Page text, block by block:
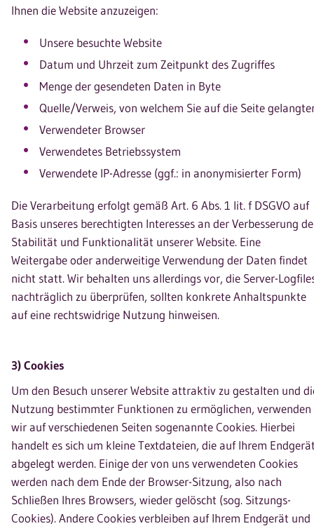
Ihnen die Website anzuzeigen:
Unsere besuchte Website
Datum und Uhrzeit zum Zeitpunkt des Zugriffes
Menge der gesendeten Daten in Byte
Quelle/Verweis, von welchem Sie auf die Seite
Verwendeter Browser
Verwendetes Betriebssystem
Verwendete IP-Adresse (ggf.: in anonymisierter Form)
Die Verarbeitung erfolgt gemäß Art. 6 Abs. 1 lit. f DSGVO auf
Basis unseres berechtigten Interesses an der Verbesserung
Stabilität und Funktionalität unserer Website. Eine
Weitergabe oder anderweitige Verwendung der Daten findet
nicht statt. Wir behalten uns allerdings vor, die Server-
nachträglich zu überprüfen, sollten konkrete Anhaltspunkte
auf eine rechtswidrige Nutzung hinweisen.
3) Cookies
Um den Besuch unserer Website attraktiv zu gestalten und
Nutzung bestimmter Funktionen zu ermöglichen, verwenden
wir auf verschiedenen Seiten sogenannte Cookies. Hierbei
handelt es sich um kleine Textdateien, die auf Ihrem
abgelegt werden. Einige der von uns verwendeten Cookies
werden nach dem Ende der Browser-Sitzung, also nach
Schließen Ihres Browsers, wieder gelöscht (sog. Sitzungs-
Cookies). Andere Cookies verbleiben auf Ihrem Endgerät und